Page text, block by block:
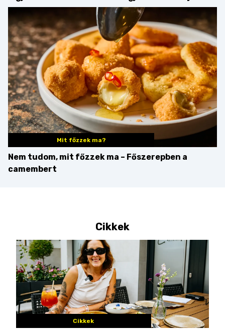
strandételei –
végigkóstoltuk a
győzteseket
búcsúzik a Pampushka
Mit főzzek ma?
Nem tudom, mit főzzek ma – Főszerepben a
camembert
Cikkek
Cikkek